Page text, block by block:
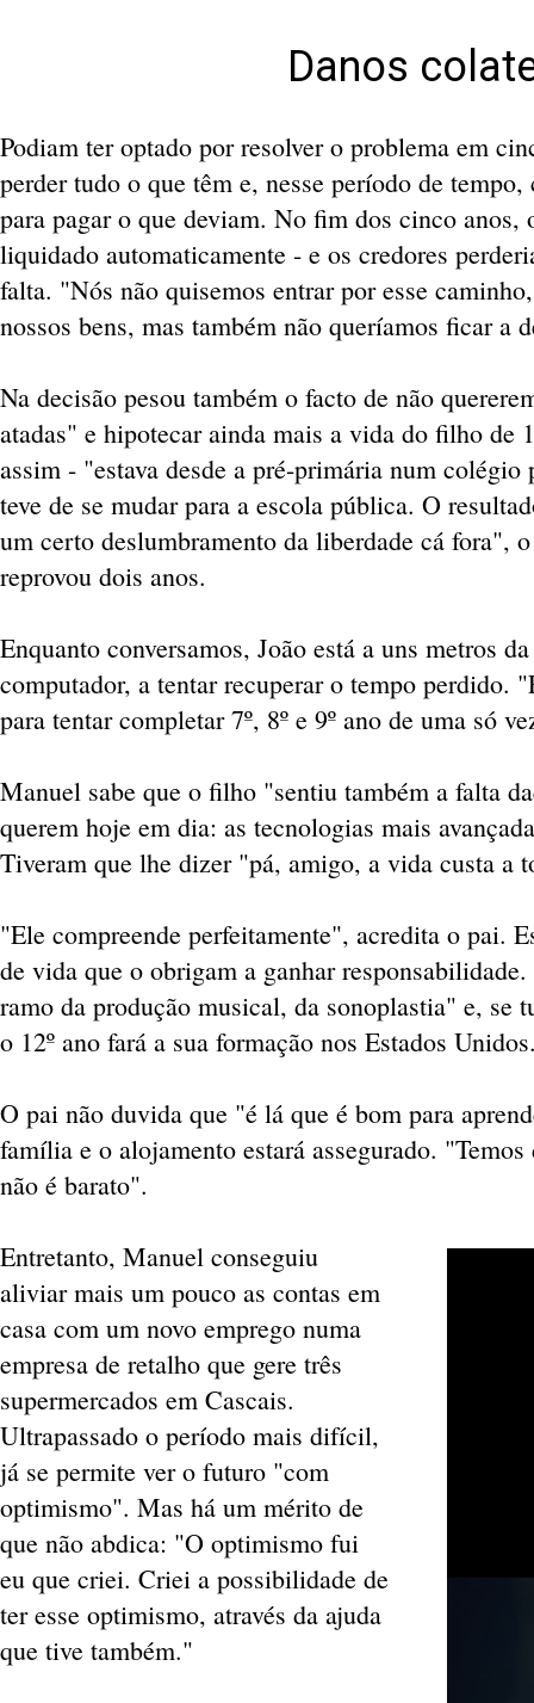
Danos
Podiam ter optado por resolver o problema em
perder tudo o que têm e, nesse período de
para pagar o que deviam. No fim dos cinco anos,
liquidado automaticamente - e os credores
falta. "Nós não quisemos entrar por esse
nossos bens, mas também não queríamos ficar a
Na decisão pesou também o facto de não
atadas" e hipotecar ainda mais a vida do filho de
assim - "estava desde a pré-primária num
teve de se mudar para a escola pública. O
um certo deslumbramento da liberdade cá fora",
reprovou dois anos.
Enquanto conversamos, João está a uns metros
computador, a tentar recuperar o tempo perdido.
para tentar completar 7º, 8º e 9º ano de uma só
Manuel sabe que o filho "sentiu também a falta
querem hoje em dia: as tecnologias mais
Tiveram que lhe dizer "pá, amigo, a vida custa a
"Ele compreende perfeitamente", acredita o pai.
de vida que o obrigam a ganhar
ramo da produção musical, da sonoplastia" e, se
o 12º ano fará a sua formação nos Estados
O pai não duvida que "é lá que é bom para
família e o alojamento estará assegurado.
não é barato".
Entretanto, Manuel conseguiu
aliviar mais um pouco as contas em
casa com um novo emprego numa
empresa de retalho que gere três
supermercados em Cascais.
Ultrapassado o período mais difícil,
já se permite ver o futuro "com
optimismo". Mas há um mérito de
que não abdica: "O optimismo fui
eu que criei. Criei a possibilidade de
ter esse optimismo, através da ajuda
que tive também."